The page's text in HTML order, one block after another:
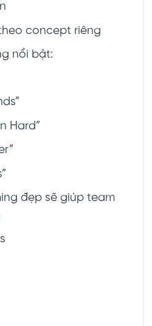
concept riêng
nổi bật:
Hard”
đẹp sẽ giúp team